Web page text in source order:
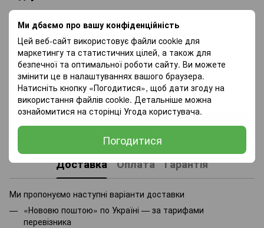
Ми дбаємо про вашу конфіденційність
Цей веб-сайт використовує файли cookie для
маркетингу та статистичних цілей, а також для
безпечної та оптимальної роботи сайту. Ви можете
змінити це в налаштуваннях вашого браузера.
Натисніть кнопку «Погодитися», щоб дати згоду на
використання файлів cookie. Детальніше можна
ознайомитися на сторінці Угода користувача.
Погодитися
Додайте перший відгук
Написати відгук
Доставка Оплата Гарантія
Ми пропонуємо наступні варіанти доставки
«Нововю поштою» по Україні — за тарифами
перевізника